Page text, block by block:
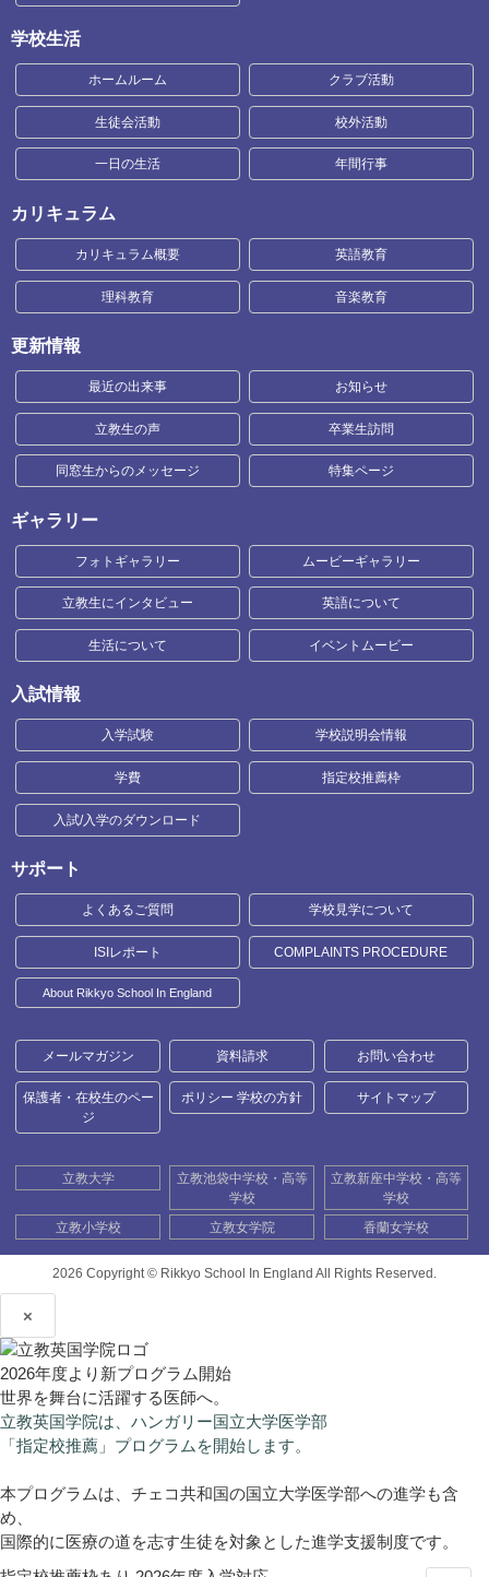
学校生活
ホームルーム クラブ活動
生徒会活動 校外活動
一日の生活 年間行事
カリキュラム
カリキュラム概要 英語教育
理科教育 音楽教育
更新情報
最近の出来事 お知らせ
立教生の声 卒業生訪問
同窓生からのメッセージ 特集ページ
ギャラリー
フォトギャラリー ムービーギャラリー
立教生にインタビュー 英語について
生活について イベントムービー
入試情報
入学試験 学校説明会情報
学費 指定校推薦枠
入試/入学のダウンロード
サポート
よくあるご質問 学校見学について
ISIレポート COMPLAINTS PROCEDURE
About Rikkyo School In England
メールマガジン 資料請求 お問い合わせ
保護者・在校生のペー
ジ
ポリシー 学校の方針 サイトマップ
立教大学
立教池袋中学校・高等
学校
立教新座中学校・高等
学校
立教小学校
立教女学院 香蘭女学校
2026 Copyright © Rikkyo School In England All Rights Reserved.
×
2026年度より新プログラム開始
世界を舞台に活躍する医師へ。
立教英国学院は、ハンガリー国立大学医学部
「指定校推薦」プログラムを開始します。
本プログラムは、チェコ共和国の国立大学医学部への進学も含
め、
国際的に医療の道を志す生徒を対象とした進学支援制度です。